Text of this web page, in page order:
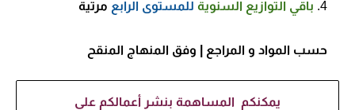
باقي التوازيع السنوية للمستوى الرابع مرتية
حسب المواد و المراجع | وفق المنهاج المنقح
يمكنكم المساهمة بنشر أعمالكم على